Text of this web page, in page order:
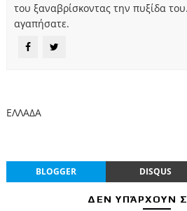
του ξαναβρίσκοντας την πυξίδα
αγαπήσατε.
ΕΛΛΑΔΑ
BLOGGER DISQUS
ΔΕΝ ΥΠΆΡΧΟΥΝ